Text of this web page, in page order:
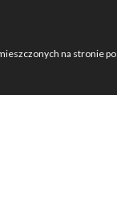
na stronie